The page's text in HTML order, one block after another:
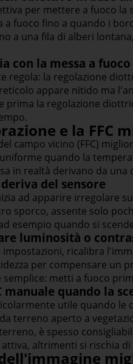
per mettere a fuoco la
a fuoco fino a quando i
a una fila di alberi
con la messa a
regola: la regolazione
appare nitido ma
prima la regolazione
e la FFC
campo vicino (FFC)
quando la
in realtà derivano da una
del sensore
ad apparire irregolare
sporco, assente solo
esempio quando si
luminosità o
ricalibra
per compensare un
metti a fuoco
manuale quando la
utile quando
terreno aperto a
è spesso
altrimenti si rischia